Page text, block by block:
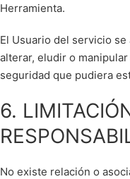
Herramienta.
El Usuario del servicio
alterar, eludir o
seguridad que pudiera
6.
No existe relación o